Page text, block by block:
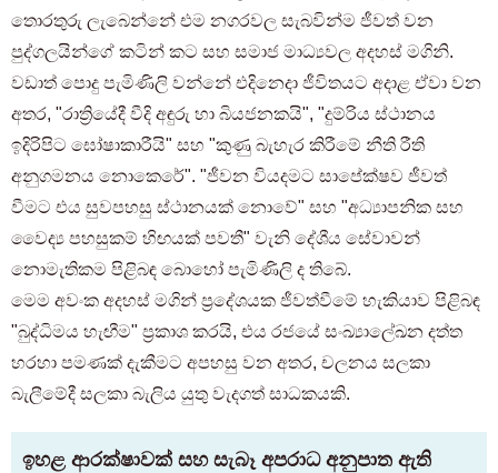
තොරතුරු ලැබෙන්නේ එම නගරවල සැබවින්ම ජීවත් වන
පුද්ගලයින්ගේ කටින් කට සහ සමාජ මාධ්‍යවල අදහස් මගිනි.
වඩාත් පොදු පැමිණිලි වන්නේ එදිනෙදා ජීවිතයට අදාළ ඒවා වන
අතර, "රාත්‍රියේදී වීදි අඳුරු හා බියජනකයි", "දුම්රිය ස්ථානය
ඉදිරිපිට ඝෝෂාකාරීයි" සහ "කුණු බැහැර කිරීමේ නීති රීති
අනුගමනය නොකෙරේ". "ජීවන වියදමට සාපේක්ෂව ජීවත්
වීමට එය සුවපහසු ස්ථානයක් නොවේ" සහ "අධ්‍යාපනික සහ
වෛද්‍ය පහසුකම් හිඟයක් පවතී" වැනි දේශීය සේවාවන්
නොමැතිකම පිළිබඳ බොහෝ පැමිණිලි ද තිබේ.
මෙම අවංක අදහස් මගින් ප්‍රදේශයක ජීවත්වීමේ හැකියාව පිළිබඳ
"බුද්ධිමය හැඟීම" ප්‍රකාශ කරයි, එය රජයේ සංඛ්‍යාලේඛන දත්ත
හරහා පමණක් දැකීමට අපහසු වන අතර, චලනය සලකා
බැලීමේදී සලකා බැලිය යුතු වැදගත් සාධකයකි.
ඉහළ ආරක්ෂාවක් සහ සැබෑ අපරාධ අනුපාත ඇති